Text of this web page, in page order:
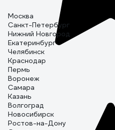
Москва
Санкт-Петербург
Нижний Новгород
Екатеринбург
Челябинск
Краснодар
Пермь
Воронеж
Самара
Казань
Волгоград
Новосибирск
Ростов-на-Дону